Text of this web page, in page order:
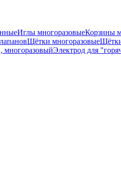
Иглы многоразовыеКорзины
Щётки многоразовые
многоразовыйЭлектрод для